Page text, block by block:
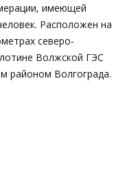
имеющей
Расположен на
северо-
Волжской ГЭС
районом Волгограда.